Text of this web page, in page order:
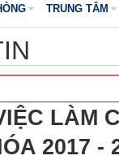
TRUNG TÂM
LÀM
2017 -